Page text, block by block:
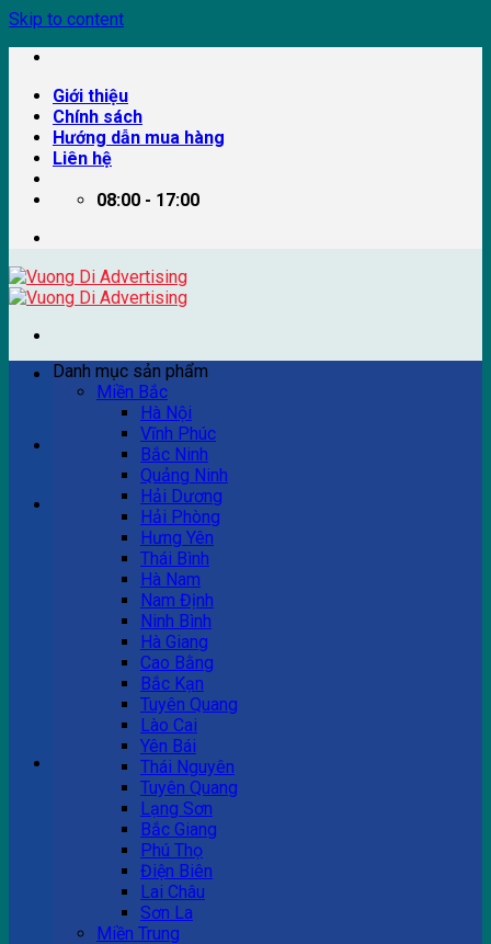
Skip to content
Giới thiệu
Chính sách
Hướng dẫn mua hàng
Liên hệ
08:00 - 17:00
Ví dụ: Billboard quảng cáo, pano quảng cáo, quảng cáo
trên xe bus...
Tư vấn bán hàng
0983 863 488
Hotline hỗ trợ
0983 863 488
Giỏ hàng
Chưa có sản phẩm trong giỏ hàng.
Danh mục sản phẩm
Miền Bắc
Hà Nội
Vĩnh Phúc
Bắc Ninh
Quảng Ninh
Hải Dương
Hải Phòng
Hưng Yên
Thái Bình
Hà Nam
Nam Định
Ninh Bình
Hà Giang
Cao Bằng
Bắc Kạn
Tuyên Quang
Lào Cai
Yên Bái
Thái Nguyên
Tuyên Quang
Lạng Sơn
Bắc Giang
Phú Thọ
Điện Biên
Lai Châu
Sơn La
Miền Trung